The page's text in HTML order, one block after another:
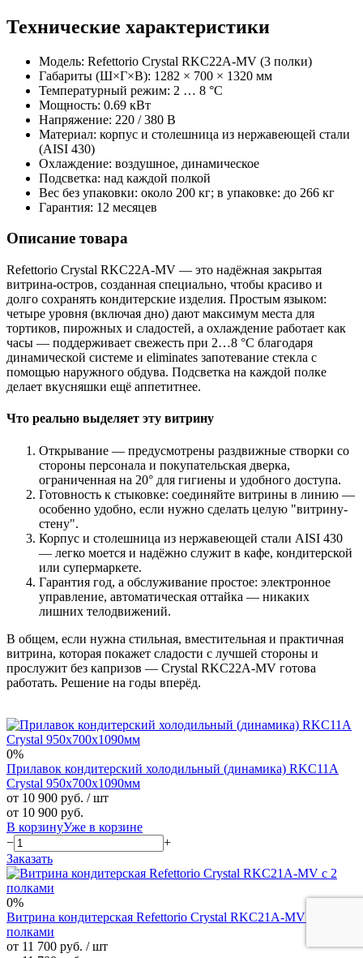
Технические характеристики
Модель: Refettorio Crystal RKC22A-MV (3 полки)
Габариты (Ш×Г×В): 1282 × 700 × 1320 мм
Температурный режим: 2 … 8 °C
Мощность: 0.69 кВт
Напряжение: 220 / 380 В
Материал: корпус и столешница из нержавеющей стали
(AISI 430)
Охлаждение: воздушное, динамическое
Подсветка: над каждой полкой
Вес без упаковки: около 200 кг; в упаковке: до 266 кг
Гарантия: 12 месяцев
Описание товара
Refettorio Crystal RKC22A-MV — это надёжная закрытая
витрина-остров, созданная специально, чтобы красиво и
долго сохранять кондитерские изделия. Простым языком:
четыре уровня (включая дно) дают максимум места для
тортиков, пирожных и сладостей, а охлаждение работает как
часы — поддерживает свежесть при 2…8 °C благодаря
динамической системе и eliminates запотевание стекла с
помощью наружного обдува. Подсветка на каждой полке
делает вкусняшки ещё аппетитнее.
Что реально выделяет эту витрину
Открывание — предусмотрены раздвижные створки со
стороны персонала и покупательская дверка,
ограниченная на 20° для гигиены и удобного доступа.
Готовность к стыковке: соединяйте витрины в линию —
особенно удобно, если нужно сделать целую "витрину-
стену".
Корпус и столешница из нержавеющей стали AISI 430
— легко моется и надёжно служит в кафе, кондитерской
или супермаркете.
Гарантия год, а обслуживание простое: электронное
управление, автоматическая оттайка — никаких
лишних телодвижений.
В общем, если нужна стильная, вместительная и практичная
витрина, которая покажет сладости с лучшей стороны и
прослужит без капризов — Crystal RKC22A-MV готова
работать. Решение на годы вперёд.
0%
Прилавок кондитерский холодильный (динамика) RKC11A
Crystal 950x700x1090мм
от 10 900 руб. / шт
от 10 900 руб.
В корзинуУже в корзине
−
+
Заказать
0%
Витрина кондитерская Refettorio Crystal RKC21A-MV с 2
полками
от 11 700 руб. / шт